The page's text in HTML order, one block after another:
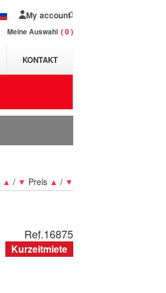
My account
Meine Auswahl 0
KONTAKT
▲ / ▼ Preis ▲ / ▼
Ref.16875
Kurzeitmiete